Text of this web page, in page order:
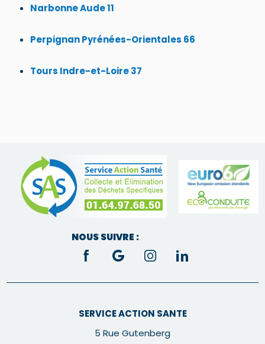
Narbonne Aude 11
Perpignan Pyrénées-Orientales 66
Tours Indre-et-Loire 37
NOUS SUIVRE :
SERVICE ACTION SANTE
5 Rue Gutenberg